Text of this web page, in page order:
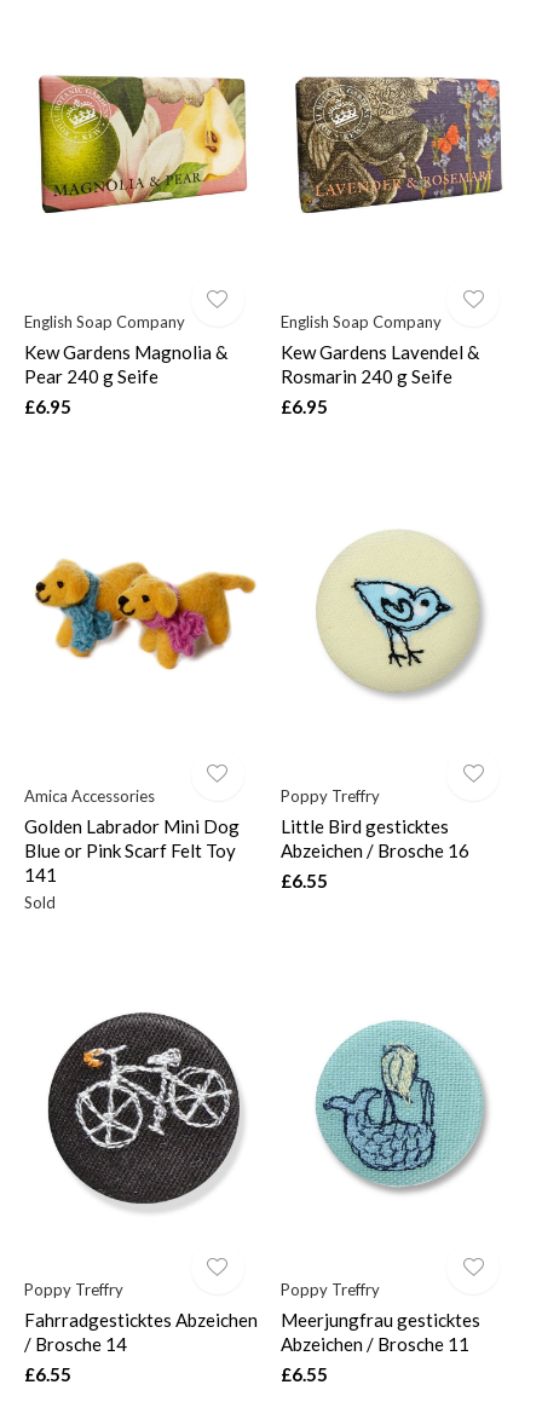
English Soap Company
Kew Gardens Magnolia &
Pear 240 g Seife
£6.95
English Soap Company
Kew Gardens Lavendel &
Rosmarin 240 g Seife
£6.95
Amica Accessories
Golden Labrador Mini Dog
Blue or Pink Scarf Felt Toy
141
Sold
Poppy Treffry
Little Bird gesticktes
Abzeichen / Brosche 16
£6.55
Poppy Treffry
Fahrradgesticktes Abzeichen
/ Brosche 14
£6.55
Poppy Treffry
Meerjungfrau gesticktes
Abzeichen / Brosche 11
£6.55